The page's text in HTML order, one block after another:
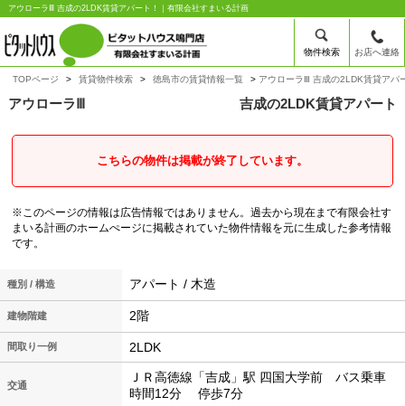
物件検索 お店へ連絡
アウローラⅢ 吉成の2LDK賃貸アパート！｜有限会社すまいる計画
TOPページ 賃貸物件検索 徳島市の賃貸情報一覧 アウローラⅢ 吉成の2LDK賃貸アパ
アウローラⅢ 吉成の2LDK賃貸アパート
こちらの物件は掲載が終了しています。
※このページの情報は広告情報ではありません。過去から現在まで有限会社す
まいる計画のホームぺージに掲載されていた物件情報を元に生成した参考情報
です。
種別 / 構造 アパート / 木造
建物階建 2階
間取り一例 2LDK
交通
ＪＲ高徳線「吉成」駅 四国大学前 バス乗車
時間12分 停歩7分